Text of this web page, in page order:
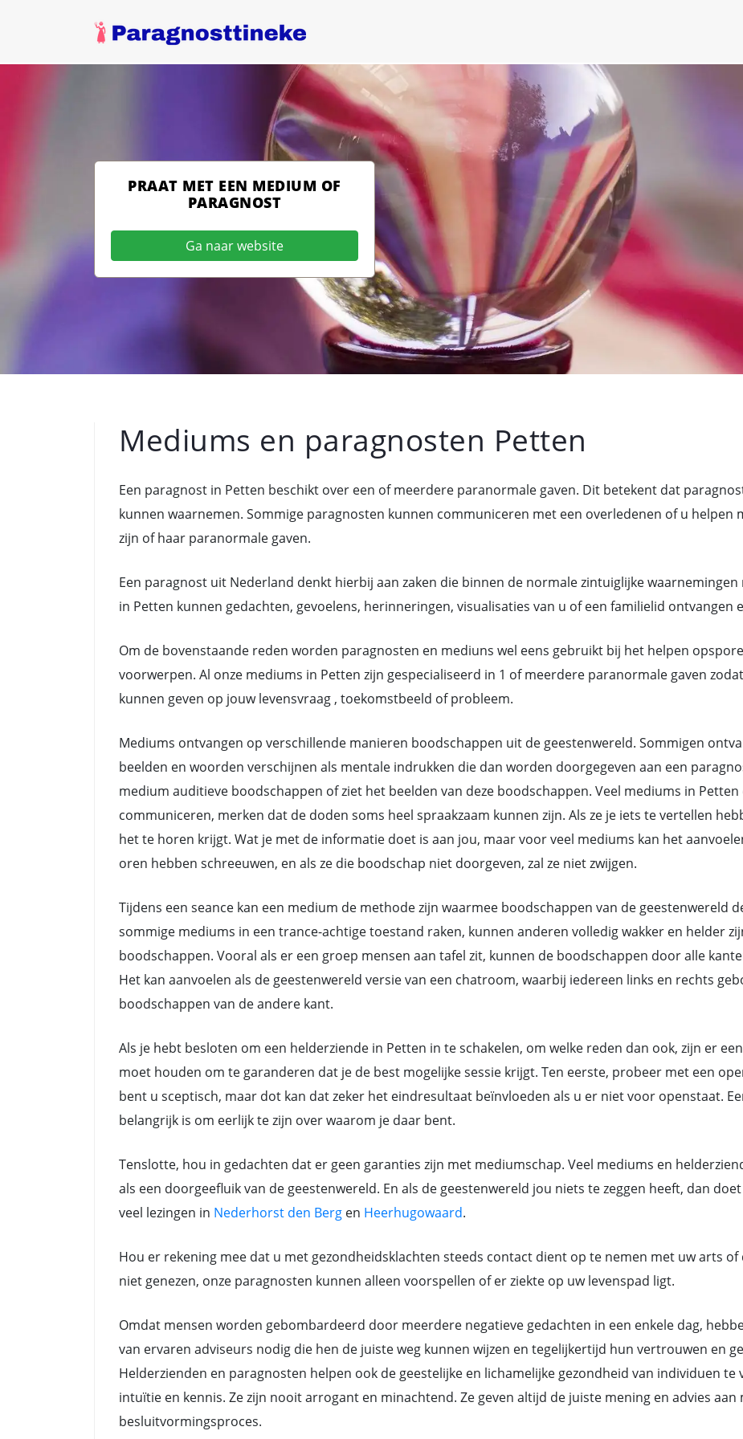
PRAAT MET EEN MEDIUM OF
PARAGNOST
Ga naar website
Mediums en paragnosten Petten
Een paragnost in Petten beschikt over een of meerdere paranormale gaven. Dit betekent dat
kunnen waarnemen. Sommige paragnosten kunnen communiceren met een overledenen of u helpen
zijn of haar paranormale gaven.
Een paragnost uit Nederland denkt hierbij aan zaken die binnen de normale zintuiglijke
in Petten kunnen gedachten, gevoelens, herinneringen, visualisaties van u of een familielid ontvangen
Om de bovenstaande reden worden paragnosten en mediuns wel eens gebruikt bij het helpen
voorwerpen. Al onze mediums in Petten zijn gespecialiseerd in 1 of meerdere paranormale gaven
kunnen geven op jouw levensvraag , toekomstbeeld of probleem.
Mediums ontvangen op verschillende manieren boodschappen uit de geestenwereld. Sommigen
beelden en woorden verschijnen als mentale indrukken die dan worden doorgegeven aan een
medium auditieve boodschappen of ziet het beelden van deze boodschappen. Veel mediums in
communiceren, merken dat de doden soms heel spraakzaam kunnen zijn. Als ze je iets te vertellen
het te horen krijgt. Wat je met de informatie doet is aan jou, maar voor veel mediums kan het
oren hebben schreeuwen, en als ze die boodschap niet doorgeven, zal ze niet zwijgen.
Tijdens een seance kan een medium de methode zijn waarmee boodschappen van de geestenwereld
sommige mediums in een trance-achtige toestand raken, kunnen anderen volledig wakker en helder
boodschappen. Vooral als er een groep mensen aan tafel zit, kunnen de boodschappen door alle
Het kan aanvoelen als de geestenwereld versie van een chatroom, waarbij iedereen links en rechts
boodschappen van de andere kant.
Als je hebt besloten om een helderziende in Petten in te schakelen, om welke reden dan ook, zijn er
moet houden om te garanderen dat je de best mogelijke sessie krijgt. Ten eerste, probeer met een
bent u sceptisch, maar dot kan dat zeker het eindresultaat beïnvloeden als u er niet voor openstaat.
belangrijk is om eerlijk te zijn over waarom je daar bent.
Tenslotte, hou in gedachten dat er geen garanties zijn met mediumschap. Veel mediums en
als een doorgeefluik van de geestenwereld. En als de geestenwereld jou niets te zeggen heeft, dan
veel lezingen in Nederhorst den Berg en Heerhugowaard.
Hou er rekening mee dat u met gezondheidsklachten steeds contact dient op te nemen met uw arts
niet genezen, onze paragnosten kunnen alleen voorspellen of er ziekte op uw levenspad ligt.
Omdat mensen worden gebombardeerd door meerdere negatieve gedachten in een enkele dag,
van ervaren adviseurs nodig die hen de juiste weg kunnen wijzen en tegelijkertijd hun vertrouwen en
Helderzienden en paragnosten helpen ook de geestelijke en lichamelijke gezondheid van individuen
intuïtie en kennis. Ze zijn nooit arrogant en minachtend. Ze geven altijd de juiste mening en advies
besluitvormingsproces.